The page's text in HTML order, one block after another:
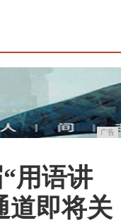
广告
用语讲
道即将关